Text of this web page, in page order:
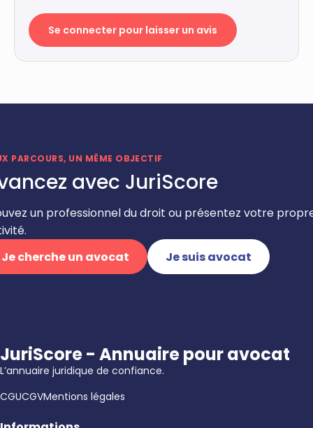
Se connecter pour laisser un avis
PARCOURS, UN MÊME OBJECTIF
avec JuriScore
un professionnel du droit ou présentez votre
Je cherche un avocat
Je suis avocat
JuriScore - Annuaire pour avocat
L’annuaire juridique de confiance.
CGUCGVMentions légales